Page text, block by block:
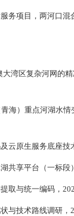
务项目，两河口
大湾区复杂河网的
青海）重点河湖水情
云原生服务底座技
共享平台（一标段
取与统一编码， 2
与技术路线调研， 2